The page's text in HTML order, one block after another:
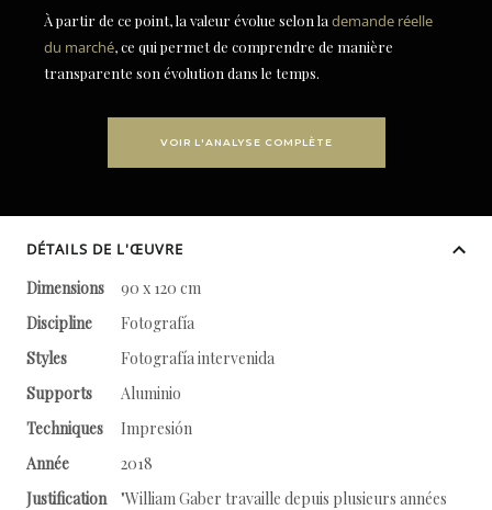
À partir de ce point, la valeur évolue selon la demande réelle
du marché, ce qui permet de comprendre de manière
transparente son évolution dans le temps.
VOIR L'ANALYSE COMPLÈTE
DÉTAILS DE L'ŒUVRE
Dimensions
90 x 120 cm
Discipline
Fotografía
Styles
Fotografía intervenida
Supports
Aluminio
Techniques
Impresión
Année
2018
Justification
"William Gaber travaille depuis plusieurs années